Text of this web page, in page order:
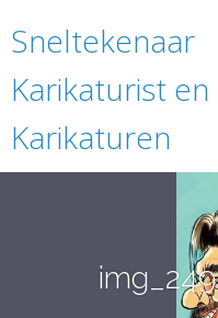
Sneltekenaar
Karikaturist en
Karikaturen